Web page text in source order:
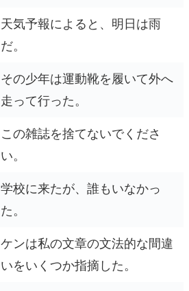
天気予報によると、明日は雨
だ。
その少年は運動靴を履いて外へ
走って行った。
この雑誌を捨てないでくださ
い。
学校に来たが、誰もいなかっ
た。
ケンは私の文章の文法的な間違
いをいくつか指摘した。